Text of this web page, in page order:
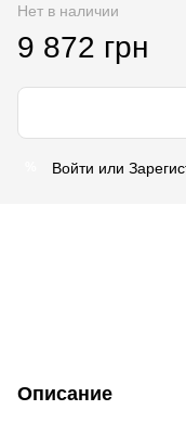
Нет в наличии
9 872 грн
Войти или
Описание